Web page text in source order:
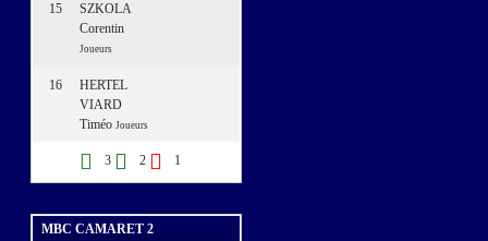
15
SZKOLA
Corentin
Joueurs
16
HERTEL
VIARD
Timéo Joueurs
3 2 1
MBC CAMARET 2